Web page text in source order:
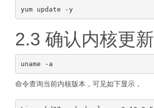
yum update -y
2.3 确认内核更新
命令查询当前内核版本，可见如下显示，